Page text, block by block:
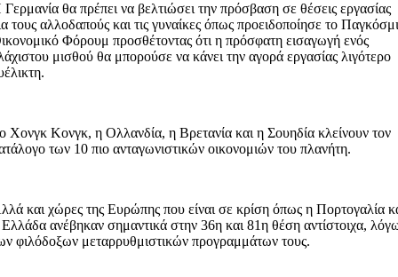
θα πρέπει να βελτιώσει την πρόσβαση σε θέσεις εργασίας
τους αλλοδαπούς και τις γυναίκες όπως προειδοποίησε το
Φόρουμ προσθέτοντας ότι η πρόσφατη εισαγωγή ενός
μισθού θα μπορούσε να κάνει την αγορά εργασίας λιγότερο
Χονγκ Κονγκ, η Ολλανδία, η Βρετανία και η Σουηδία κλείνουν τον
των 10 πιο ανταγωνιστικών οικονομιών του πλανήτη.
και χώρες της Ευρώπης που είναι σε κρίση όπως η Πορτογαλία
ανέβηκαν σημαντικά στην 36η και 81η θέση αντίστοιχα,
φιλόδοξων μεταρρυθμιστικών προγραμμάτων τους.